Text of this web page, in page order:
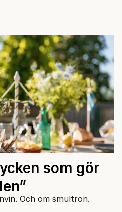
som gör
Och om smultron.